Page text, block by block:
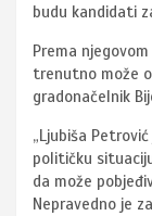
budu kandidati
Prema
trenutno može
gradonačelnik
„Ljubiša
političku
da može
Nepravedno je